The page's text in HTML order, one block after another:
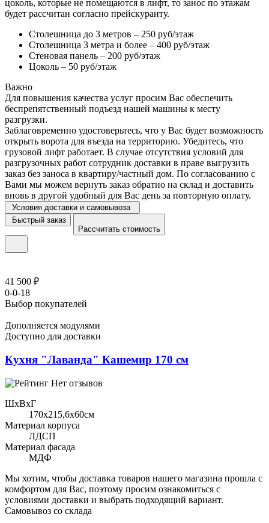
цоколь, которые не помещаются в лифт, то занос по этажам
будет рассчитан согласно прейскуранту.
Столешница до 3 метров – 250 руб/этаж
Столешница 3 метра и более – 400 руб/этаж
Стеновая панель – 200 руб/этаж
Цоколь – 50 руб/этаж
Важно
Для повышения качества услуг просим Вас обеспечить
беспрепятственный подъезд нашей машины к месту
разгрузки.
Заблаговременно удостоверьтесь, что у Вас будет возможность
открыть ворота для въезда на территорию. Убедитесь, что
грузовой лифт работает. В случае отсутствия условий для
разгрузочных работ сотрудник доставки в праве выгрузить
заказ без заноса в квартиру/частный дом. По согласованию с
Вами мы можем вернуть заказ обратно на склад и доставить
вновь в другой удобный для Вас день за повторную оплату.
Условия доставки и самовывоза
Быстрый заказ
Рассчитать стоимость
41 500 ₽
0-0-18
Выбор покупателей
Дополняется модулями
Доступно для доставки
Кухня "Лаванда" Кашемир 170 см
Нет отзывов
ШхВхГ
170x215,6х60см
Материал корпуса
ЛДСП
Материал фасада
МДФ
Мы хотим, чтобы доставка товаров нашего магазина прошла с
комфортом для Вас, поэтому просим ознакомиться с
условиями доставки и выбрать подходящий вариант.
Самовывоз со склада